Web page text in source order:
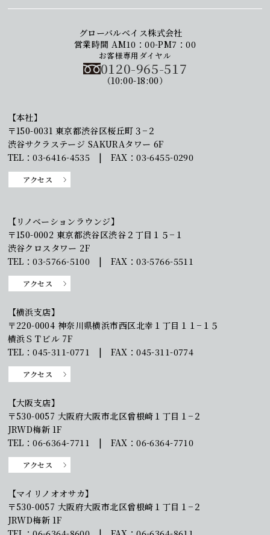
グローバルベイス株式会社
営業時間 AM10：00-PM7：00
お客様専用ダイヤル
0120-965-517
（10:00-18:00）
【本社】
〒150-0031 東京都渋谷区桜丘町３−２
渋谷サクラステージ SAKURAタワー 6F
TEL：03-6416-4535 | FAX：03-6455-0290
アクセス
【リノベーションラウンジ】
〒150-0002 東京都渋谷区渋谷２丁目１５−１
渋谷クロスタワー 2F
TEL：03-5766-5100 | FAX：03-5766-5511
アクセス
【横浜支店】
〒220-0004 神奈川県横浜市西区北幸１丁目１１−１５
横浜ＳＴビル 7F
TEL：045-311-0771 | FAX：045-311-0774
アクセス
【大阪支店】
〒530-0057 大阪府大阪市北区曾根崎１丁目１−２
JRWD梅新 1F
TEL：06-6364-7711 | FAX：06-6364-7710
アクセス
【マイリノオオサカ】
〒530-0057 大阪府大阪市北区曾根崎１丁目１−２
JRWD梅新 1F